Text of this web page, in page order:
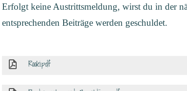
Erfolgt keine Austrittsmeldung, wirst du in der
entsprechenden Beiträge werden geschuldet.
Rooki.pdf